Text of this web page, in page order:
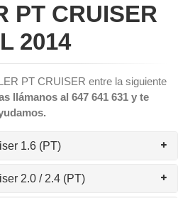
PT CRUISER
2014
PT CRUISER entre la siguiente
llámanos al 647 641 631 y te
1.6 (PT)
2.0 / 2.4 (PT)